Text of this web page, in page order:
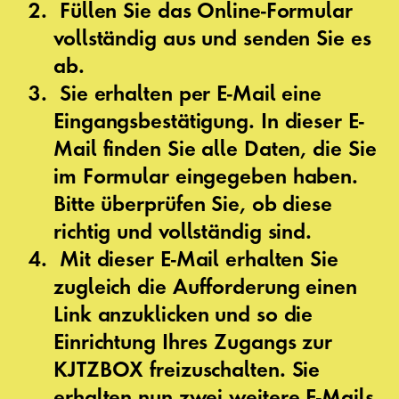
Füllen Sie das Online-Formular
vollständig aus und senden Sie es
ab.
Sie erhalten per E-Mail eine
Eingangsbestätigung. In dieser E-
Mail finden Sie alle Daten, die Sie
im Formular eingegeben haben.
Bitte überprüfen Sie, ob diese
richtig und vollständig sind.
Mit dieser E-Mail erhalten Sie
zugleich die Aufforderung einen
Link anzuklicken und so die
Einrichtung Ihres Zugangs zur
KJTZBOX freizuschalten. Sie